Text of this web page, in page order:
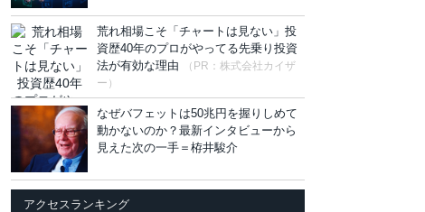
荒れ相場こそ「チャートは見ない」投
資歴40年のプロがやってる先乗り投資
法が有効な理由
（PR：株式会社カイザ
ー）
なぜバフェットは50兆円を握りしめて
動かないのか？最新インタビューから
見えた次の一手＝栫井駿介
アクセスランキング